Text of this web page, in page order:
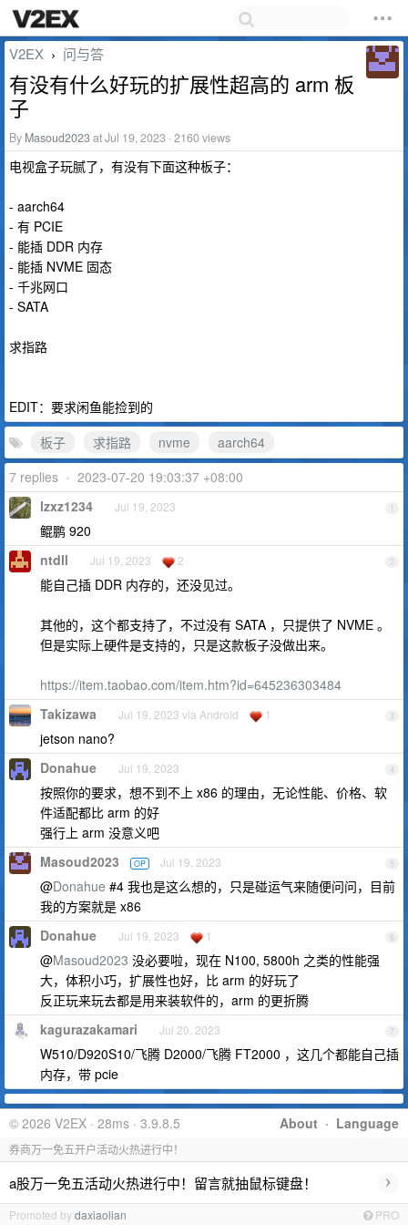
V2EX › 问与答
有没有什么好玩的扩展性超高的 arm 板
子
By Masoud2023at Jul 19, 2023 · 2160 views
电视盒子玩腻了，有没有下面这种板子：
- aarch64
- 有 PCIE
- 能插 DDR 内存
- 能插 NVME 固态
- 千兆网口
- SATA
求指路
EDIT：要求闲鱼能捡到的
板子
求指路 nvme
aarch64
7 replies • 2023-07-20 19:03:37 +08:00
1
lzxz1234 Jul 19, 2023
鲲鹏 920
2
ntdll Jul 19, 2023 2
能自己插 DDR 内存的，还没见过。
其他的，这个都支持了，不过没有 SATA ，只提供了 NVME 。
但是实际上硬件是支持的，只是这款板子没做出来。
https://item.taobao.com/item.htm?id=645236303484
3
Takizawa Jul 19, 2023 via Android 1
jetson nano?
4
Donahue Jul 19, 2023
按照你的要求，想不到不上 x86 的理由，无论性能、价格、软
件适配都比 arm 的好
强行上 arm 没意义吧
5
Masoud2023 OP Jul 19, 2023
@Donahue #4 我也是这么想的，只是碰运气来随便问问，目前
我的方案就是 x86
6
Donahue Jul 19, 2023 1
@Masoud2023 没必要啦，现在 N100, 5800h 之类的性能强
大，体积小巧，扩展性也好，比 arm 的好玩了
反正玩来玩去都是用来装软件的，arm 的更折腾
7
kagurazakamari Jul 20, 2023
W510/D920S10/飞腾 D2000/飞腾 FT2000 ，这几个都能自己插
内存，带 pcie
About · Language
© 2026 V2EX · 28ms · 3.9.8.5
券商万一免五开户活动火热进行中！
a股万一免五活动火热进行中！留言就抽鼠标键盘！ ›
Promoted bydaxiaolian PRO